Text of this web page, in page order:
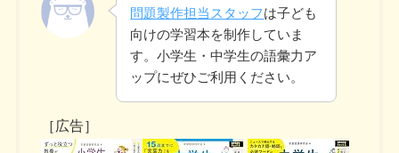
問題製作担当スタッフは子ども
向けの学習本を制作していま
す。小学生・中学生の語彙力ア
ップにぜひご利用ください。
［広告］